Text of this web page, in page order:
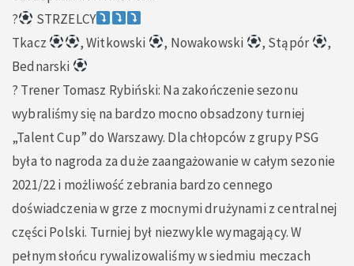
?
STRZELCY
Tkacz
, Witkowski , Nowakowski , Stąpór
,
Bednarski
? Trener Tomasz Rybiński: Na zakończenie sezonu
wybraliśmy się na bardzo mocno obsadzony turniej
„Talent Cup” do Warszawy. Dla chłopców z grupy PSG
była to nagroda za duże zaangażowanie w całym sezonie
2021/22 i możliwość zebrania bardzo cennego
doświadczenia w grze z mocnymi drużynami z centralnej
części Polski. Turniej był niezwykle wymagający. W
pełnym słońcu rywalizowaliśmy w siedmiu meczach